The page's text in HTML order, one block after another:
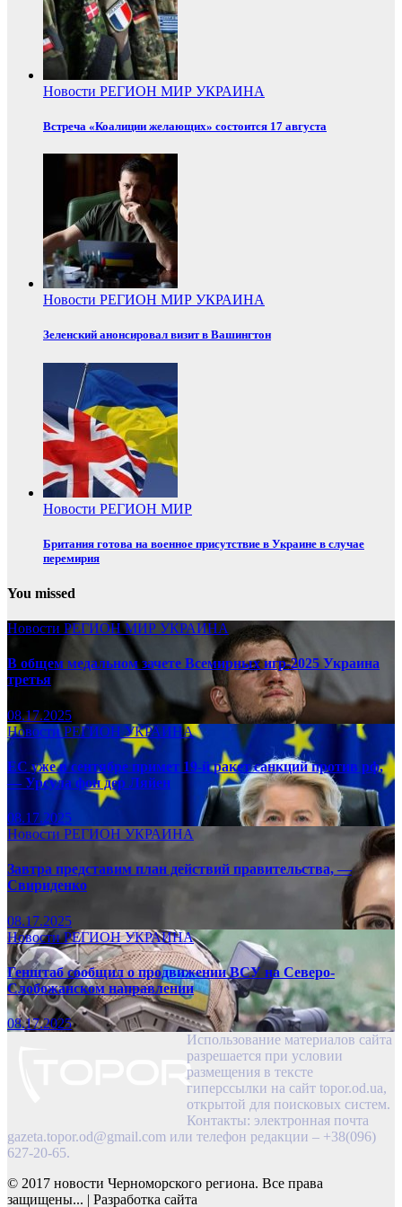
Новости РЕГИОН МИР УКРАИНА
Встреча «Коалиции желающих» состоится 17 августа
Новости РЕГИОН МИР УКРАИНА
Зеленский анонсировал визит в Вашингтон
Новости РЕГИОН МИР
Британия готова на военное присутствие в Украине в случае
перемирия
You missed
Новости РЕГИОНМИР УКРАИНА
В общем медальном зачете Всемирных игр-2025 Украина
третья
08.17.2025
НовостиРЕГИОНУКРАИНА
ЕС уже в сентябре примет 19-й ракет санкций против рф,
— Урсула фон дер Ляйен
08.17.2025
Новости РЕГИОН УКРАИНА
Завтра представим план действий правительства, —
Свириденко
08.17.2025
НовостиРЕГИОНУКРАИНА
Генштаб сообщил о продвижении ВСУ на Северо-
Слобожанском направлении
08.17.2025
Использование материалов сайта
разрешается при условии
размещения в тексте
гиперссылки на сайт topor.od.ua,
открытой для поисковых систем.
Контакты: электронная почта
gazeta.topor.od@gmail.com или телефон редакции – +38(096)
627-20-65.
© 2017 новости Черноморского региона. Все права
защищены... | Разработка сайта